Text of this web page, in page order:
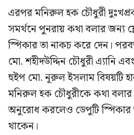
এরপর মনিরুল হক চৌধুরী
সমর্থনে পুনরায় কথা বলার জন্য
স্পিকার তা নাকচ করে দেন।
মো. শহীদউদ্দিন চৌধুরী এ্যানি
হুইপ মো. নূরুল ইসলাম বিষয়টি
মনিরুল হক চৌধুরীকে কথা
অনুরোধ করলেও ডেপুটি স্পিকার
থাকেন।